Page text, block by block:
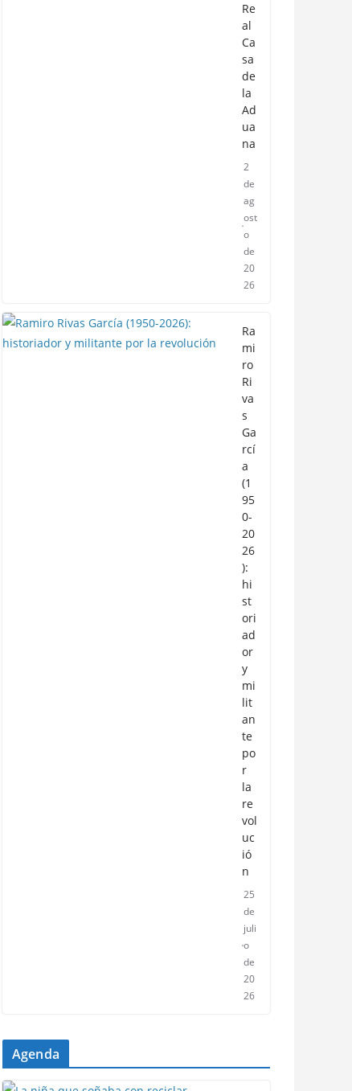
Re
al
Ca
sa
de
la
Ad
ua
na
2
de
ag
ost
o
de
20
26
Ra
mi
ro
Ri
va
s
Ga
rcí
a
(1
95
0-
20
26
):
hi
st
ori
ad
or
y
mi
lit
an
te
po
r
la
re
vol
uc
ió
n
25
de
juli
o
de
20
26
Agenda